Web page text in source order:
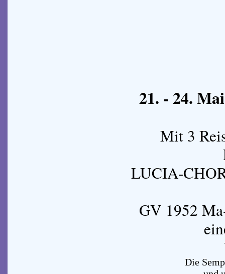
21. - 24.
Mit 3
LUCIA-
GV 1952
Die